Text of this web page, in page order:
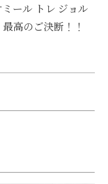
ール トレ ジョル
高のご決断！！